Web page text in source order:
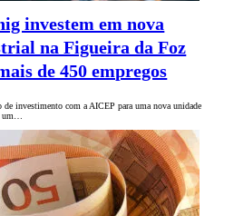
investem em nova
na Figueira da Foz
de 450 empregos
investimento com a AICEP para uma nova unidade
um…